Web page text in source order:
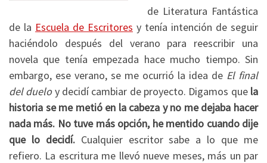
de Literatura Fantástica
de la Escuela de Escritores y tenía intención de seguir
haciéndolo después del verano para reescribir una
novela que tenía empezada hace mucho tiempo. Sin
embargo, ese verano, se me ocurrió la idea de El final
del dueloy decidí cambiar de proyecto. Digamos que la
historia se me metió en la cabeza y no me dejaba hacer
nada más. No tuve más opción, he mentido cuando dije
que lo decidí.Cualquier escritor sabe a lo que me
refiero. La escritura me llevó nueve meses, más un par